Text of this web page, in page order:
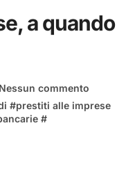
a quando
Nessun commento
#prestiti alle imprese
#